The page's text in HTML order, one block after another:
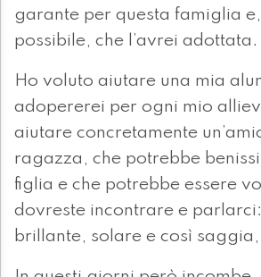
garante per questa famiglia
possibile, che l’avrei adottata.
Ho voluto aiutare una mia
adopererei per ogni mio
aiutare concretamente
ragazza, che potrebbe
figlia e che potrebbe essere
dovreste incontrare e
brillante, solare e così